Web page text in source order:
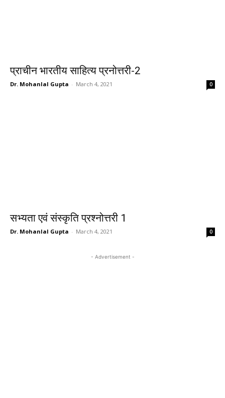
प्राचीन भारतीय साहित्य प्रनोत्तरी-2
Dr. Mohanlal Gupta - March 4, 2021 0
सभ्यता एवं संस्कृति प्रश्नोत्तरी 1
Dr. Mohanlal Gupta - March 4, 2021 0
- Advertisement -